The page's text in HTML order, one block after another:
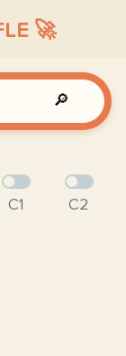
🚀
🔎
C1 C2